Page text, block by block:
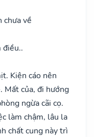
chưa về
Kiện cáo nên
Mất của, đi hướng
ngừa cãi cọ.
làm chậm, lâu la
chất cung này trì